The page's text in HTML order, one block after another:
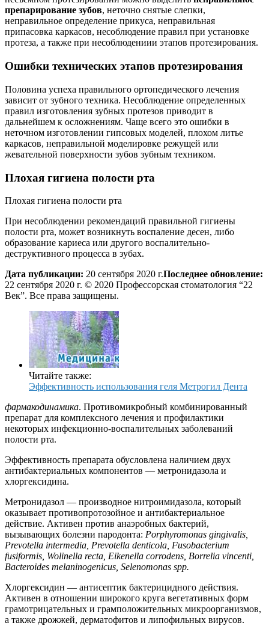
препарирование зубов, неточно снятые слепки,
неправильное определение прикуса, неправильная
припасовка каркасов, несоблюдение правил при установке
протеза, а также при несоблюдениии этапов протезирования.
Ошибки технических этапов протезирования
Половина успеха правильного ортопедического лечения
зависит от зубного техника. Несоблюдение определенных
правил изготовления зубных протезов приводит в
дальнейшем к осложнениям. Чаще всего это ошибки в
неточном изготовлении гипсовых моделей, плохом литье
каркасов, неправильной моделировке режущей или
жевательной поверхности зубов зубным техником.
Плохая гигиена полости рта
Плохая гигиена полости рта
При несоблюдении рекомендаций правильной гигиены
полости рта, может возникнуть воспаление десен, либо
образование кариеса или другого воспалительно-
деструктивного процесса в зубах.
Дата публикации: 20 сентября 2020 г.Последнее обновление:
22 сентября 2020 г. © 2020 Профессорская стоматология “22
Век”. Все права защищены.
Читайте также:
Эффективность использования геля Метрогил Дента
фармакодинамика. Противомикробный комбинированный
препарат для комплексного лечения и профилактики
некоторых инфекционно-воспалительных заболеваний
полости рта.
Эффективность препарата обусловлена наличием двух
антибактериальных компонентов — метронидазола и
хлоргексидина.
Метронидазол — производное нитроимидазола, который
оказывает противопротозойное и антибактериальное
действие. Активен против анаэробных бактерий,
вызывающих болезни пародонта: Porphyromonas gingivalis,
Prevotella intermedia, Prevotella denticola, Fusobacterium
fusiformis, Wolinella recta, Eikenella corrodens, Borrelia vincenti,
Bacteroides melaninogenicus, Selenomonas spp.
Хлоргексидин — антисептик бактерицидного действия.
Активен в отношении широкого круга вегетативных форм
грамотрицательных и грамположительных микроорганизмов,
а также дрожжей, дерматофитов и липофильных вирусов.